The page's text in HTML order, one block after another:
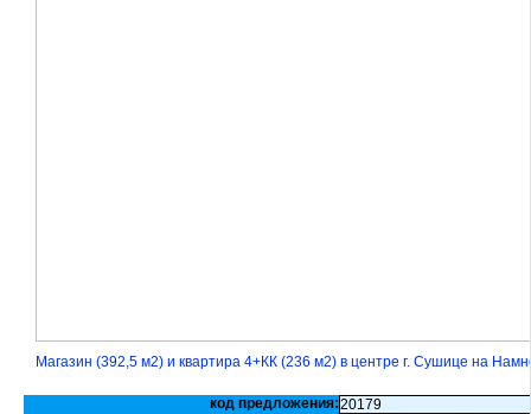
Магазин (392,5 м2) и квартира 4+КК (236 м2) в центре г. Сушице на
код предложения:20179